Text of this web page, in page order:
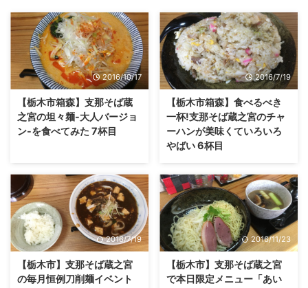
2016/10/17
【栃木市箱森】支那そば蔵
之宮の坦々麺-大人バージョ
ン-を食べてみた 7杯目
2016/7/19
【栃木市箱森】食べるべき
一杯!支那そば蔵之宮のチャ
ーハンが美味くていろいろ
やばい 6杯目
2016/7/19
【栃木市】支那そば蔵之宮
の毎月恒例刀削麺イベント
2016/11/23
【栃木市】支那そば蔵之宮
で本日限定メニュー「あい